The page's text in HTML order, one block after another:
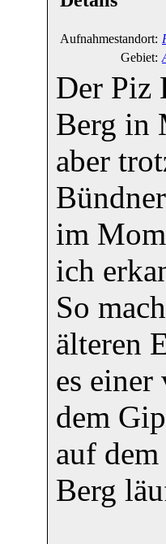
Aufnahmestandort:
Gebiet:
Der Piz
Berg in
aber
im
ich
So
älteren
es
dem
auf
Berg